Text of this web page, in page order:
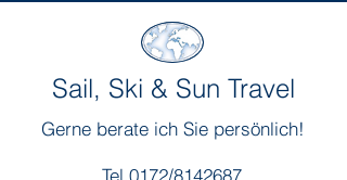
Sail, Ski & Sun Travel
Gerne berate ich Sie persönlich!
Tel.0172/8142687